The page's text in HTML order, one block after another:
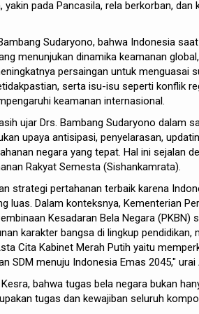
yakin pada Pancasila, rela berkorban, dan
Sudaryono, bahwa Indonesia
menunjukan dinamika keamanan
persaingan untuk menguasai
serta isu-isu seperti konflik
keamanan internasional.
ujar Drs. Bambang Sudaryono dalam
upaya antisipasi, penyelarasan,
negara yang tepat. Hal ini sejalan
Rakyat Semesta (Sishankamrata).
strategi pertahanan terbaik karena
luas. Dalam konteksnya, Kementerian
Kesadaran Bela Negara (PKBN)
karakter bangsa di lingkup pendidikan,
Cita Kabinet Merah Putih yaitu
SDM menuju Indonesia Emas 2045,"
bahwa tugas bela negara bukan
tugas dan kewajiban seluruh